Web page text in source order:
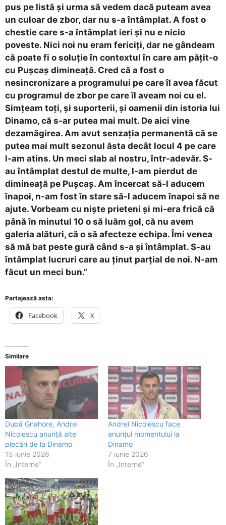
pus pe listă și urma să vedem dacă puteam avea
un culoar de zbor, dar nu s-a întâmplat. A fost o
chestie care s-a întâmplat ieri și nu e nicio
poveste. Nici noi nu eram fericiți, dar ne gândeam
că poate fi o soluție în contextul în care am pățit-o
cu Pușcaș dimineață. Cred că a fost o
nesincronizare a programului pe care îl avea făcut
cu programul de zbor pe care îl aveam noi cu el.
Simțeam toți, și suporterii, și oamenii din istoria lui
Dinamo, că s-ar putea mai mult. De aici vine
dezamăgirea. Am avut senzația permanentă că se
putea mai mult sezonul ăsta decât locul 4 pe care
l-am atins. Un meci slab al nostru, într-adevăr. S-
au întâmplat destul de multe, l-am pierdut de
dimineață pe Pușcaș. Am încercat să-l aducem
înapoi, n-am fost în stare să-l aducem înapoi să ne
ajute. Vorbeam cu niște prieteni și mi-era frică că
până în minutul 10 o să luăm gol, că nu avem
galeria alături, că o să afecteze echipa. Îmi venea
să mă bat peste gură când s-a și întâmplat. S-au
întâmplat lucruri care au ținut parțial de noi. N-am
făcut un meci bun.”
Partajează asta:
Facebook X
Similare
După Gnahore, Andrei
Nicolescu anunță alte
plecări de la Dinamo
15 iunie 2026
În „Interne”
Andrei Nicolescu face
anunțul momentului la
Dinamo
7 iunie 2026
În „Interne”